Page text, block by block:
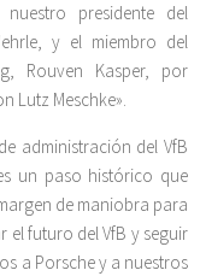
presidente del
y el miembro del
Rouven Kasper, por
Lutz Meschke».
administración del VfB
un paso histórico que
de maniobra para
futuro del VfB y seguir
a Porsche y a nuestros